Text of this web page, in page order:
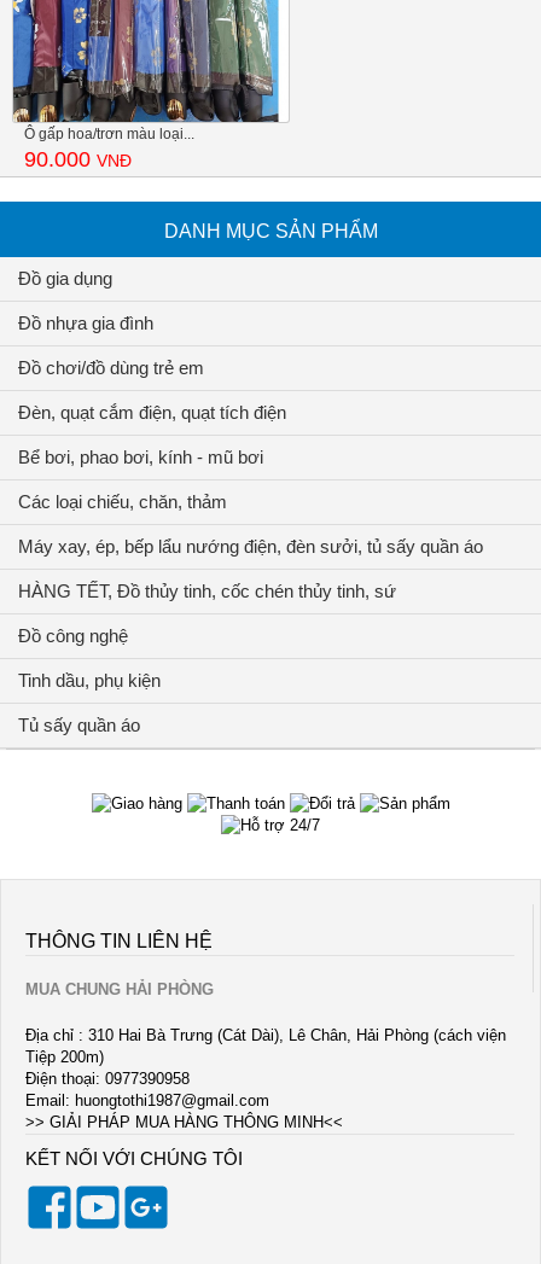
Ô gấp hoa/trơn màu loại...
90.000 VNĐ
DANH MỤC SẢN PHẨM
Đồ gia dụng
Đồ nhựa gia đình
Đồ chơi/đồ dùng trẻ em
Đèn, quạt cắm điện, quạt tích điện
Bể bơi, phao bơi, kính - mũ bơi
Các loại chiếu, chăn, thảm
Máy xay, ép, bếp lẩu nướng điện, đèn sưởi, tủ sấy quần áo
HÀNG TẾT, Đồ thủy tinh, cốc chén thủy tinh, sứ
Đồ công nghệ
Tinh dầu, phụ kiện
Tủ sấy quần áo
THÔNG TIN LIÊN HỆ
MUA CHUNG HẢI PHÒNG
Địa chỉ : 310 Hai Bà Trưng (Cát Dài), Lê Chân, Hải Phòng (cách viện
Tiệp 200m)
Điện thoại: 0977390958
Email: huongtothi1987@gmail.com
>> GIẢI PHÁP MUA HÀNG THÔNG MINH<<
KẾT NỐI VỚI CHÚNG TÔI